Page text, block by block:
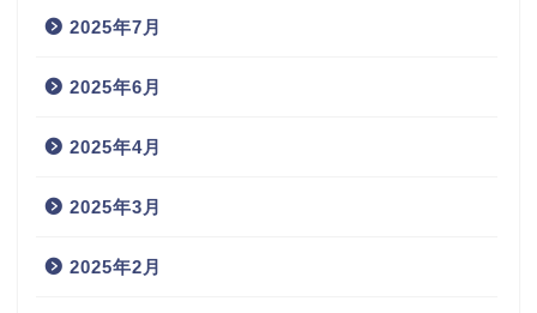
2025年7月
2025年6月
2025年4月
2025年3月
2025年2月